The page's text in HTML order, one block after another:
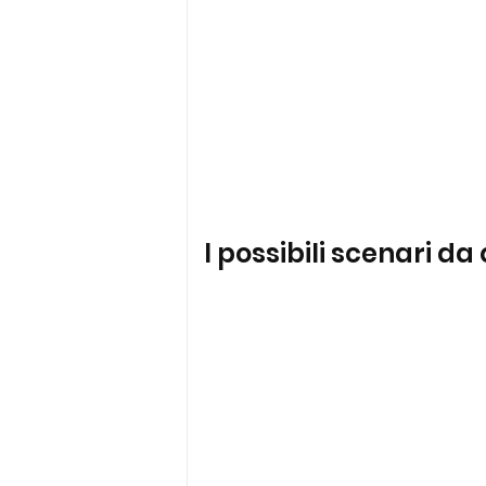
I possibili scenari da